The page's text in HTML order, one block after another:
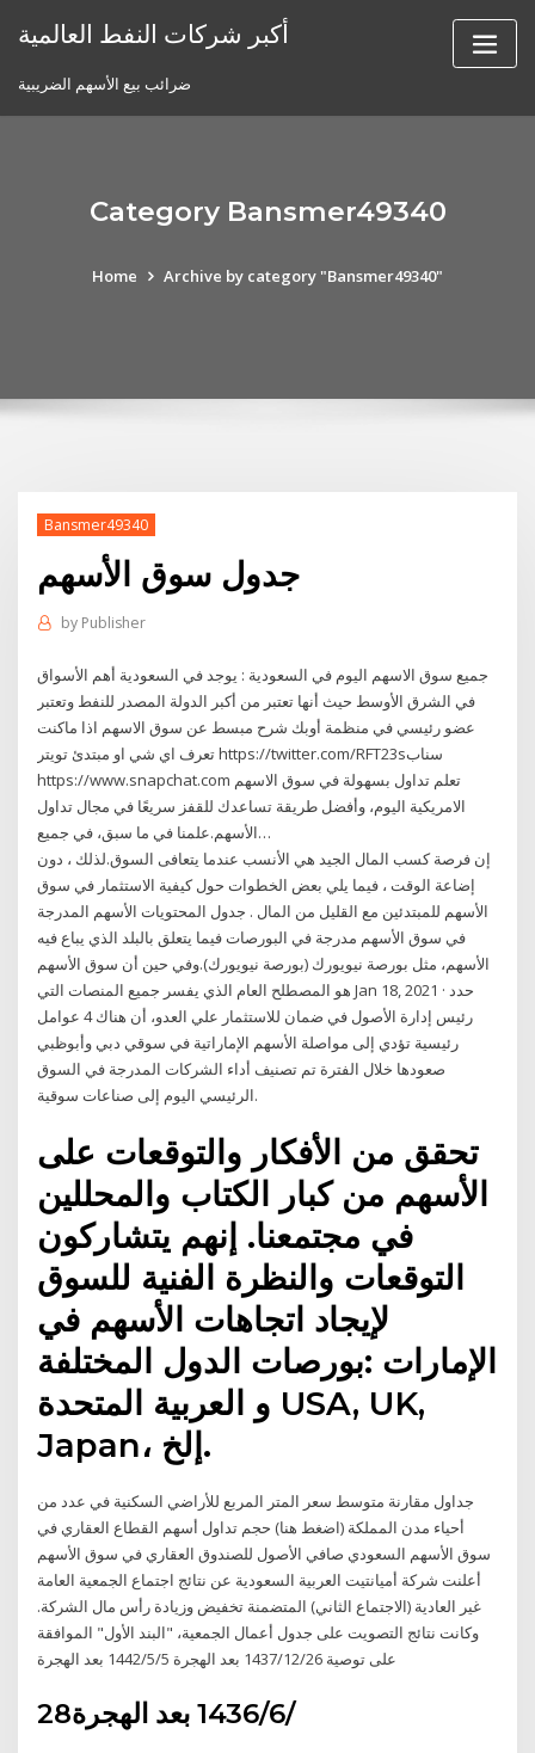
أكبر شركات النفط العالمية
ضرائب بيع الأسهم الضريبية
Category Bansmer49340
Home Archive by category "Bansmer49340"
Bansmer49340
جدول سوق الأسهم
by Publisher
جميع سوق الاسهم اليوم في السعودية : يوجد في السعودية أهم الأسواق
في الشرق الأوسط حيث أنها تعتبر من أكبر الدولة المصدر للنفط وتعتبر
عضو رئيسي في منظمة أوبك شرح مبسط عن سوق الاسهم اذا ماكنت
تعرف اي شي او مبتدئ تويتر https://twitter.com/RFT23sسناب
https://www.snapchat.com تعلم تداول بسهولة في سوق الاسهم
الامريكية اليوم، وأفضل طريقة تساعدك للقفز سريعًا في مجال تداول
الأسهم.علمنا في ما سبق، في جميع…
إن فرصة كسب المال الجيد هي الأنسب عندما يتعافى السوق.لذلك ، دون
إضاعة الوقت ، فيما يلي بعض الخطوات حول كيفية الاستثمار في سوق
الأسهم للمبتدئين مع القليل من المال . جدول المحتويات الأسهم المدرجة
في سوق الأسهم مدرجة في البورصات فيما يتعلق بالبلد الذي يباع فيه
الأسهم، مثل بورصة نيويورك (بورصة نيويورك).وفي حين أن سوق الأسهم
هو المصطلح العام الذي يفسر جميع المنصات التي Jan 18, 2021 · حدد
رئيس إدارة الأصول في ضمان للاستثمار علي العدو، أن هناك 4 عوامل
رئيسية تؤدي إلى مواصلة الأسهم الإماراتية في سوقي دبي وأبوظبي
صعودها خلال الفترة تم تصنيف أداء الشركات المدرجة في السوق
الرئيسي اليوم إلى صناعات سوقية.
تحقق من الأفكار والتوقعات على
الأسهم من كبار الكتاب والمحللين
في مجتمعنا. إنهم يتشاركون
التوقعات والنظرة الفنية للسوق
لإيجاد اتجاهات الأسهم في
بورصات الدول المختلفة: ‎الإمارات
العربية المتحدة‎ و ‎USA, UK,
Japan‎، إلخ.
جداول مقارنة متوسط سعر المتر المربع للأراضي السكنية في عدد من
أحياء مدن المملكة (اضغط هنا) حجم تداول أسهم القطاع العقاري في
سوق الأسهم السعودي صافي الأصول للصندوق العقاري في سوق الأسهم
أعلنت شركة أميانتيت العربية السعودية عن نتائج اجتماع الجمعية العامة
غير العادية (الاجتماع الثاني) المتضمنة تخفيض وزيادة رأس مال الشركة.
وكانت نتائج التصويت على جدول أعمال الجمعية، "البند الأول" الموافقة
على توصية 26‏‏/12‏‏/1437 بعد الهجرة 5‏‏/5‏‏/1442 بعد الهجرة
28‏‏/6‏‏/1436 بعد الهجرة